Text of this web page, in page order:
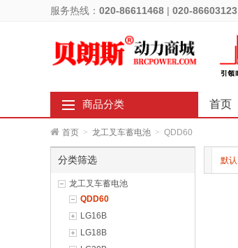
服务热线： 020-86611468 | 020-86603123
商品分类 首页
首页 > 龙工叉车蓄电池 > QDD60
分类筛选
龙工叉车蓄电池
QDD60
LG16B
LG18B
默认